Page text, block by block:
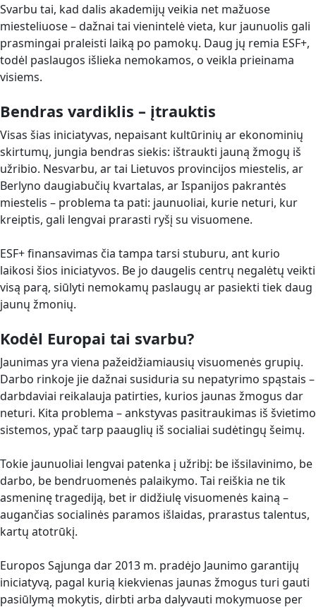
Svarbu tai, kad dalis akademijų veikia net mažuose
miesteliuose – dažnai tai vienintelė vieta, kur jaunuolis gali
prasmingai praleisti laiką po pamokų. Daug jų remia ESF+,
todėl paslaugos išlieka nemokamos, o veikla prieinama
visiems.
Bendras vardiklis – įtrauktis
Visas šias iniciatyvas, nepaisant kultūrinių ar ekonominių
skirtumų, jungia bendras siekis: ištraukti jauną žmogų iš
užribio. Nesvarbu, ar tai Lietuvos provincijos miestelis, ar
Berlyno daugiabučių kvartalas, ar Ispanijos pakrantės
miestelis – problema ta pati: jaunuoliai, kurie neturi, kur
kreiptis, gali lengvai prarasti ryšį su visuomene.
ESF+ finansavimas čia tampa tarsi stuburu, ant kurio
laikosi šios iniciatyvos. Be jo daugelis centrų negalėtų veikti
visą parą, siūlyti nemokamų paslaugų ar pasiekti tiek daug
jaunų žmonių.
Kodėl Europai tai svarbu?
Jaunimas yra viena pažeidžiamiausių visuomenės grupių.
Darbo rinkoje jie dažnai susiduria su nepatyrimo spąstais –
darbdaviai reikalauja patirties, kurios jaunas žmogus dar
neturi. Kita problema – ankstyvas pasitraukimas iš švietimo
sistemos, ypač tarp paauglių iš socialiai sudėtingų šeimų.
Tokie jaunuoliai lengvai patenka į užribį: be išsilavinimo, be
darbo, be bendruomenės palaikymo. Tai reiškia ne tik
asmeninę tragediją, bet ir didžiulę visuomenės kainą –
augančias socialinės paramos išlaidas, prarastus talentus,
kartų atotrūkį.
Europos Sąjunga dar 2013 m. pradėjo Jaunimo garantijų
iniciatyvą, pagal kurią kiekvienas jaunas žmogus turi gauti
pasiūlymą mokytis, dirbti arba dalyvauti mokymuose per